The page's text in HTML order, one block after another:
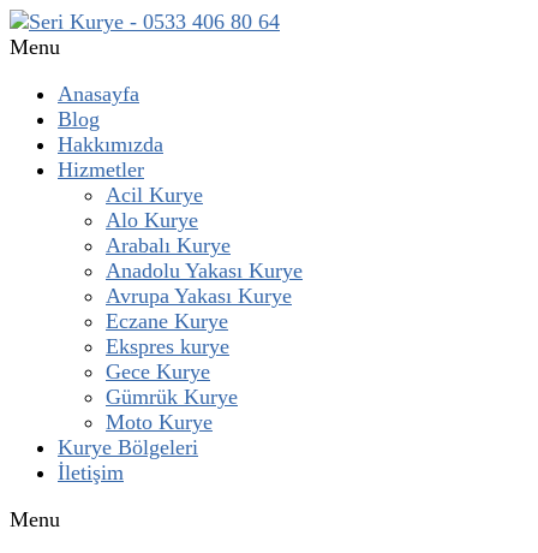
Menu
Anasayfa
Blog
Hakkımızda
Hizmetler
Acil Kurye
Alo Kurye
Arabalı Kurye
Anadolu Yakası Kurye
Avrupa Yakası Kurye
Eczane Kurye
Ekspres kurye
Gece Kurye
Gümrük Kurye
Moto Kurye
Kurye Bölgeleri
İletişim
Menu